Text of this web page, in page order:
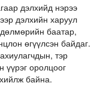
дэлхийд нэрээ
дэлхийн харуул
баатар,
өгүүлсэн байдаг.
тэр
үүрэг оролцоог
байна.